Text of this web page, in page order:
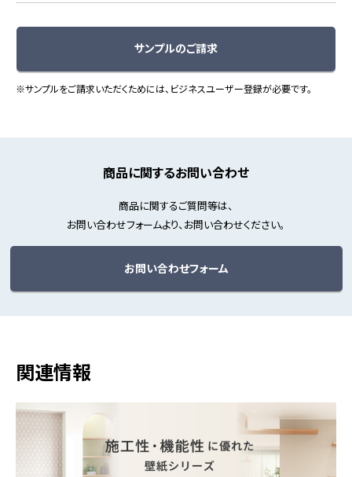
サンプルのご請求
※サンプルをご請求いただくためには、ビジネスユーザー登録が必要です。
商品に関するお問い合わせ
商品に関するご質問等は、
お問い合わせフォームより、お問い合わせください。
お問い合わせフォーム
関連情報